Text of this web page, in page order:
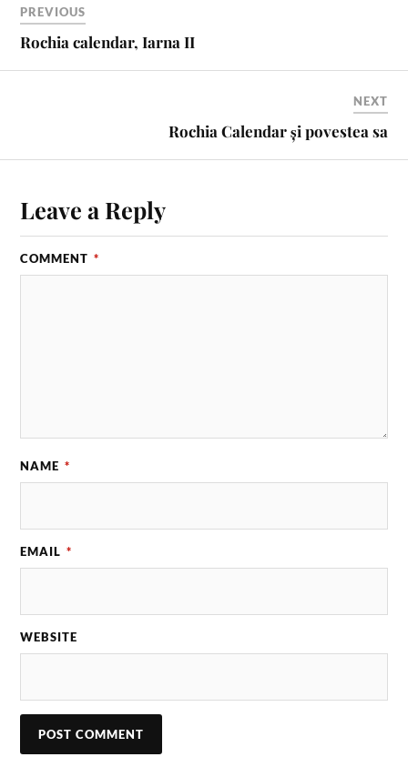
k
s
PREVIOUS
Rochia calendar, Iarna II
NEXT
Rochia Calendar și povestea sa
Leave a Reply
COMMENT *
NAME *
EMAIL *
WEBSITE